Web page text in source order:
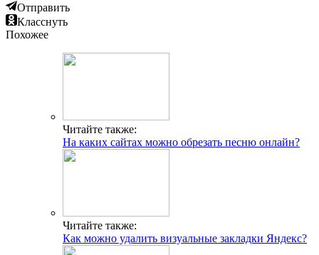
Отправить
Класснуть
Похожее
Читайте также:
На каких сайтах можно обрезать песню онлайн?
Читайте также:
Как можно удалить визуальные закладки Яндекс?